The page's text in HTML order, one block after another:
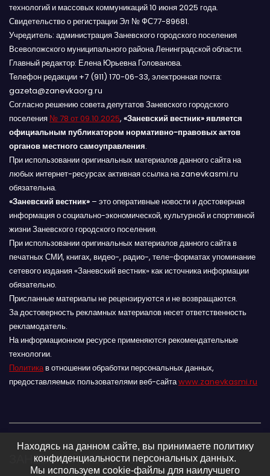
технологий и массовых коммуникаций 10 июня 2025 года.
Свидетельство о регистрации Эл № ФС77-89681.
Учредитель: администрация Заневского городского поселения
Всеволожского муниципального района Ленинградской области.
Главный редактор: Елена Юрьевна Голованова.
Телефон редакции +7 (911) 170-06-33, электронная почта:
gazeta@zanevkaorg.ru
Согласно решению совета депутатов Заневского городского
поселения № 78 от 09.10.2025, «Заневский вестник» является
официальным публикатором нормативно-правовых актов
органов местного самоуправления.
При использовании оригинальных материалов данного сайта на
любых интернет-ресурсах активная ссылка на zanevkasmi.ru
обязательна.
«Заневский вестник» – это оперативные новости и достоверная
информация о социально-экономической, культурной и спортивной
жизни Заневского городского поселения.
При использовании оригинальных материалов данного сайта в
печатных СМИ, книгах, видео-, радио-, теле-форматах упоминание
сетевого издания «Заневский вестник» как источника информации
обязательно.
Присланные материалы не рецензируются и не возвращаются.
За достоверность рекламных материалов несет ответственность
рекламодатель.
На информационном ресурсе применяются рекомендательные
технологии.
Политикав отношении обработки персональных данных,
предоставляемых пользователями веб-сайтаwww.zanevkasmi.ru
ЗАНЕВСКИЙ ВЕСТНИК 16+
Находясь на данном сайте, вы принимаете политику
конфиденциальности персональных данных.
Мы используем cookie-файлы для наилучшего